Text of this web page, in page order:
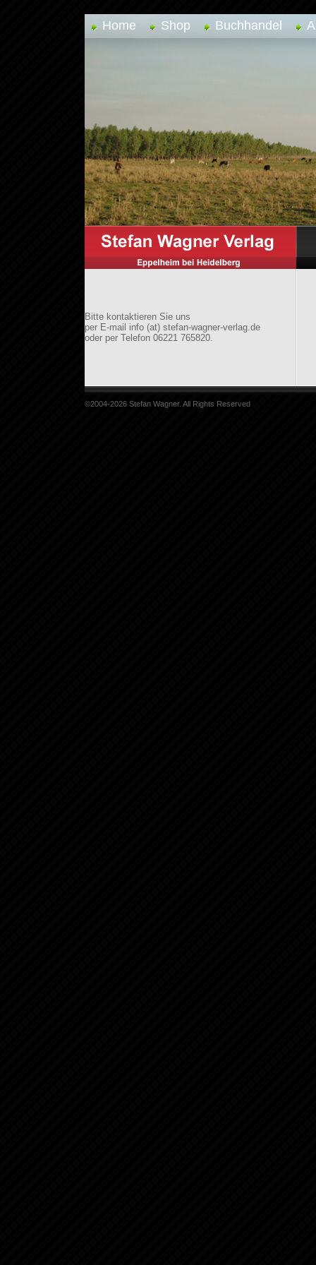
Home Shop Buchhandel
Bitte kontaktieren Sie uns
per E-mail info (at) stefan-wagner-verlag.de
oder per Telefon 06221 765820.
©2004-2026 Stefan Wagner. All Rights Reserved